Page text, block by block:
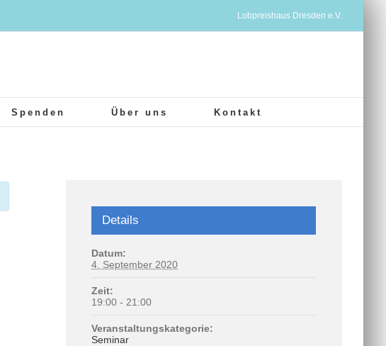
Lobpreishaus Dresden e.V.
Spenden Über uns Kontakt
Details
Datum:
4. September 2020
Zeit:
19:00 - 21:00
Veranstaltungskategorie:
Seminar